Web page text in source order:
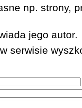
np. strony,
jego autor.
serwisie